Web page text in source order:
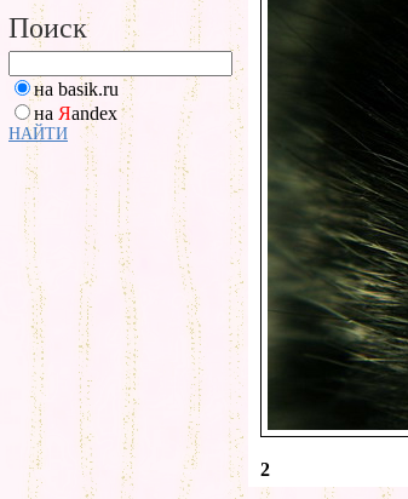
Поиск
на basik.ru
на Яandex
НАЙТИ
2